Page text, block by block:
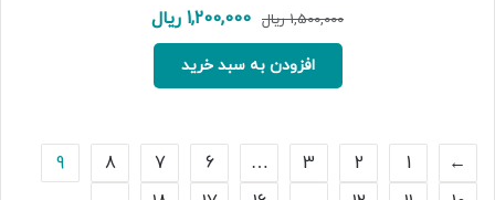
1,500,000 ریال قیمت
اصلی:
1,500,000 ریال
بود.
1,200,000 ریالقیمت
افزودن به سبد خرید
→
1
2
3
…
6
7
8
9